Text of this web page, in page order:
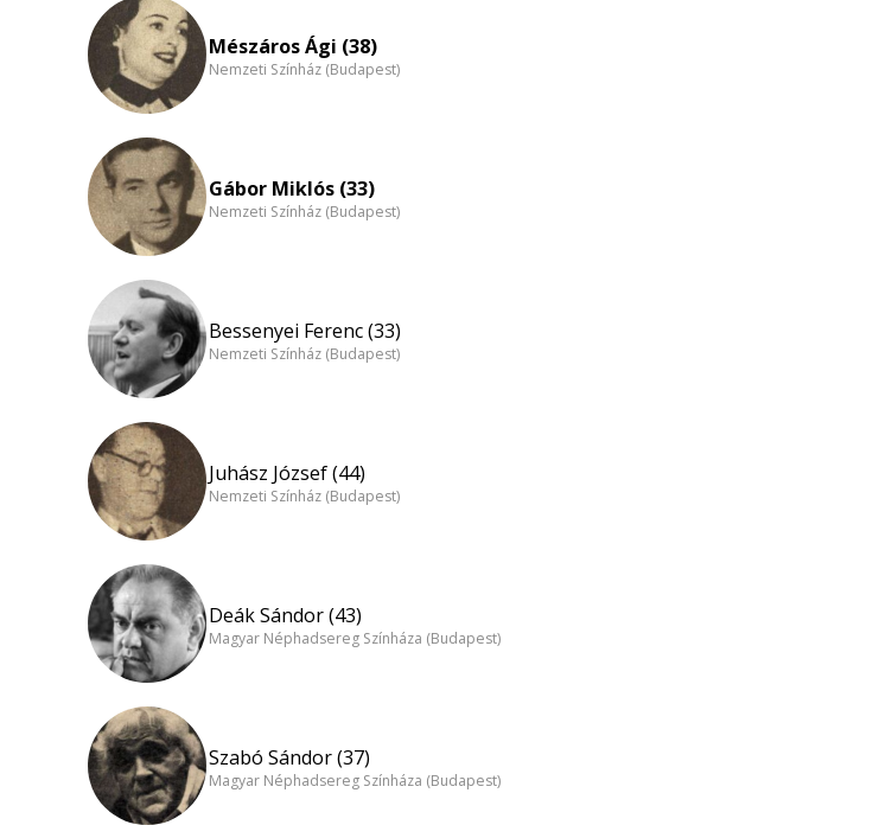
Mészáros Ági (38)
Nemzeti Színház (Budapest)
Gábor Miklós (33)
Nemzeti Színház (Budapest)
Bessenyei Ferenc (33)
Nemzeti Színház (Budapest)
Juhász József (44)
Nemzeti Színház (Budapest)
Deák Sándor (43)
Magyar Néphadsereg Színháza (Budapest)
Szabó Sándor (37)
Magyar Néphadsereg Színháza (Budapest)